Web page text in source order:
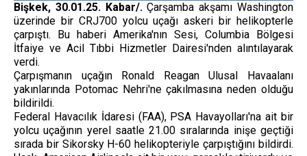
Bişkek, 30.01.25. Kabar/.Çarşamba akşamı Washington
üzerinde bir CRJ700 yolcu uçağı askeri bir helikopterle
çarpıştı. Bu haberi Amerika'nın Sesi, Columbia Bölgesi
İtfaiye ve Acil Tıbbi Hizmetler Dairesi'nden alıntılayarak
verdi.
Çarpışmanın uçağın Ronald Reagan Ulusal Havaalanı
yakınlarında Potomac Nehri'ne çakılmasına neden olduğu
bildirildi.
Federal Havacılık İdaresi (FAA), PSA Havayolları'na ait bir
yolcu uçağının yerel saatle 21.00 sıralarında inişe geçtiği
sırada bir Sikorsky H-60 ​​​​helikopteriyle çarpıştığını bildirdi.